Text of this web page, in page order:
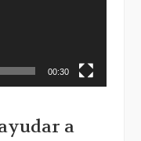
00:30
a